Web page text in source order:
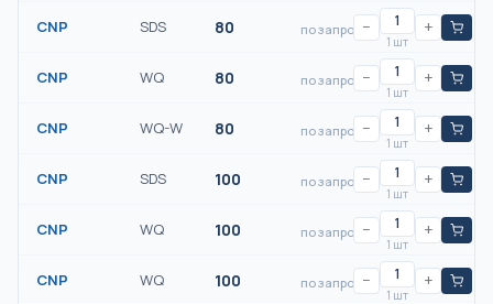
CNP SDS 80 по запросу−
1 шт
+
CNP WQ 80 по запросу−
1 шт
+
CNP WQ-W 80 по запросу−
1 шт
+
CNP SDS 100 по запросу−
1 шт
+
CNP WQ 100 по запросу−
1 шт
+
CNP WQ 100 по запросу−
1 шт
+